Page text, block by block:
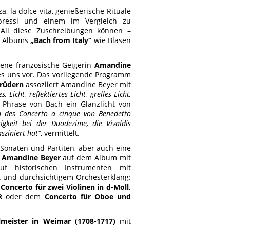
la dolce vita, genießerische Rituale
und einem im Vergleich zu
diese Zuschreibungen können –
„Bach from Italy“ wie Blasen
französische Geigerin Amandine
uns vor. Das vorliegende Programm
assoziiert Amandine Beyer mit
Licht, reflektiertes Licht, grelles Licht,
von Bach ein Glanzlicht von
des Concerto a cinque von Benedetto
bei der Duodezime, die Vivaldis
hat“, vermittelt.
und Partiten, aber auch eine
Amandine Beyerauf dem Album mit
historischen Instrumenten mit
durchsichtigem Orchesterklang:
Concerto für zwei Violinen in d-Moll,
oder dem Concerto für Oboe und
in Weimar (1708-1717)mit